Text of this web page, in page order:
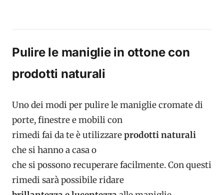
Pulire le maniglie in ottone con
prodotti naturali
Uno dei modi per pulire le maniglie cromate di
porte, finestre e mobili con
rimedi fai da te è utilizzareprodotti naturali
che si hanno a casa o
che si possono recuperare facilmente. Con questi
rimedi sarà possibile ridare